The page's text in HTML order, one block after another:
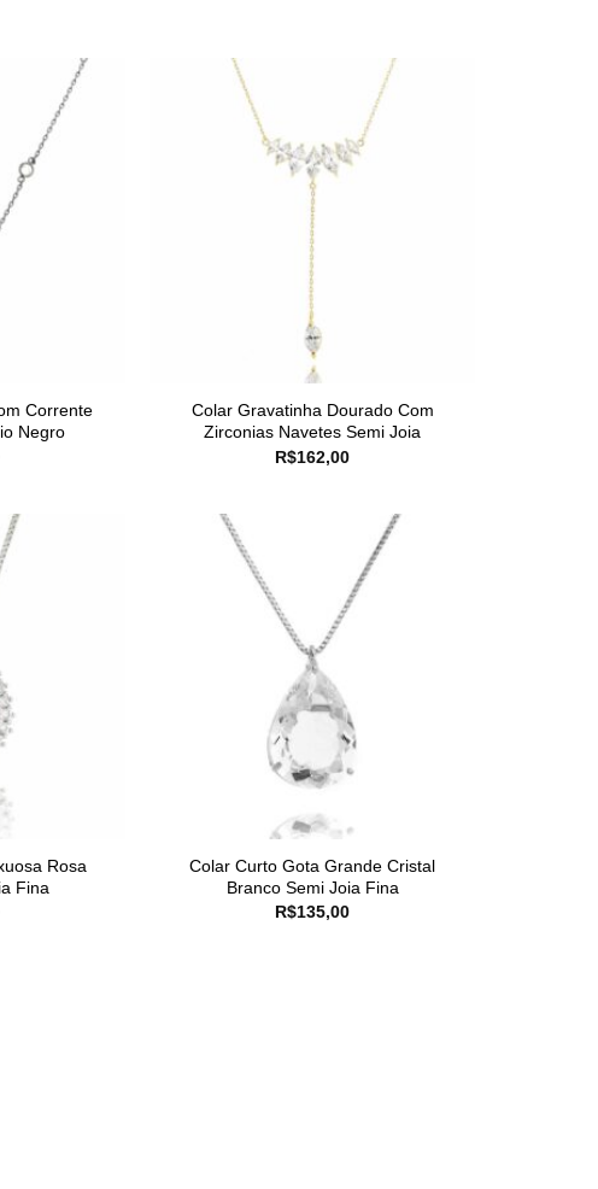
Corrente
Negro
Colar Gravatinha Dourado Com
Zirconias Navetes Semi Joia
R$162,00
Rosa
Fina
Colar Curto Gota Grande Cristal
Branco Semi Joia Fina
R$135,00